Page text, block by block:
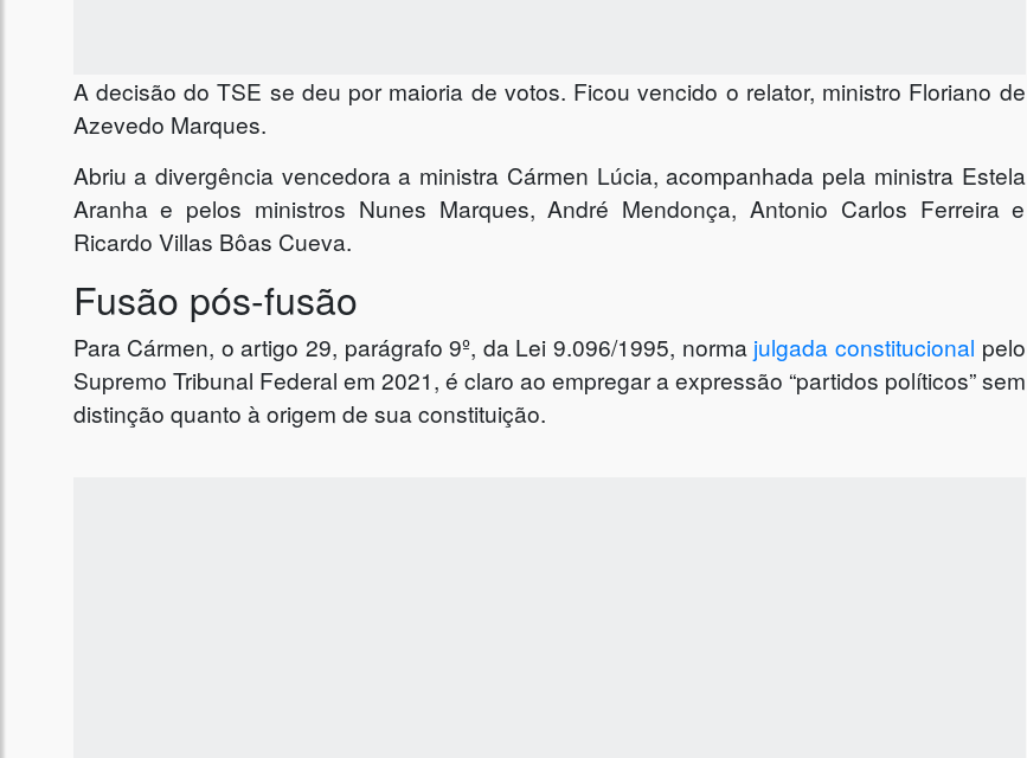
A decisão do TSE se deu por maioria de votos. Ficou vencido o relator, ministro Floriano de
Azevedo Marques.
Abriu a divergência vencedora a ministra Cármen Lúcia, acompanhada pela ministra Estela
Aranha e pelos ministros Nunes Marques, André Mendonça, Antonio Carlos Ferreira e
Ricardo Villas Bôas Cueva.
Fusão pós-fusão
Para Cármen, o artigo 29, parágrafo 9º, da Lei 9.096/1995, normajulgada constitucional pelo
Supremo Tribunal Federal em 2021, é claro ao empregar a expressão “partidos políticos” sem
distinção quanto à origem de sua constituição.